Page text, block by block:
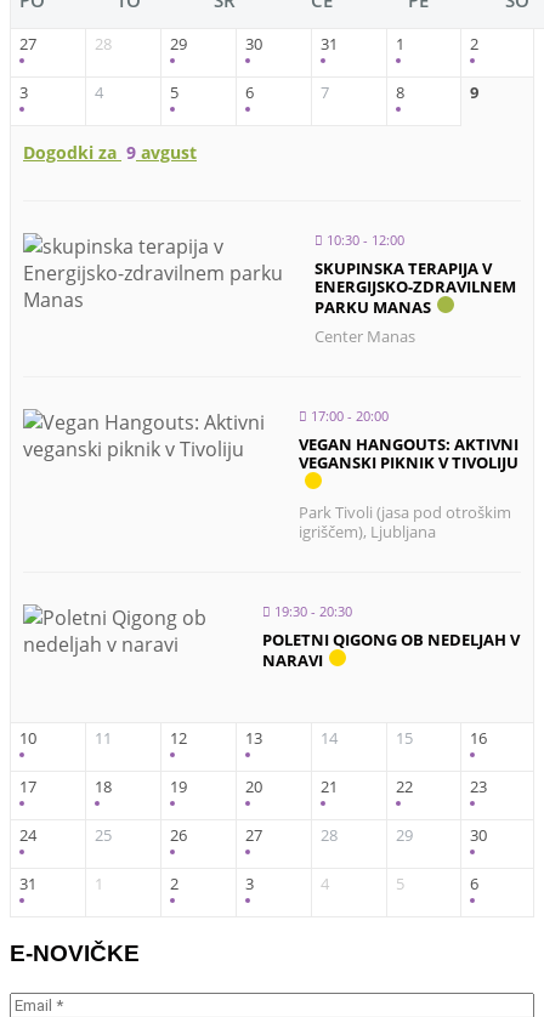
27 28 29 30 31 1 2
3 4 5 6 7 8 9
Dogodki za 9 avgust
10:30 - 12:00
SKUPINSKA TERAPIJA V
ENERGIJSKO-ZDRAVILNEM
PARKU MANAS
Center Manas
17:00 - 20:00
VEGAN HANGOUTS: AKTIVNI
VEGANSKI PIKNIK V TIVOLIJU
Park Tivoli (jasa pod otroškim
igriščem), Ljubljana
19:30 - 20:30
POLETNI QIGONG OB NEDELJAH V
NARAVI
10 11 12 13 14 15 16
17 18 19 20 21 22 23
24 25 26 27 28 29 30
31 1 2 3 4 5 6
E-NOVIČKE